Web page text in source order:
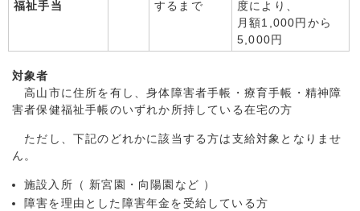
福祉手当
するまで
度により、
月額1,000円から
5,000円
対象者
高山市に住所を有し、身体障害者手帳・療育手帳・精神障
害者保健福祉手帳のいずれか所持している在宅の方
ただし、下記のどれかに該当する方は支給対象となりませ
ん。
施設入所（ 新宮園・向陽園など ）
障害を理由とした障害年金を受給している方